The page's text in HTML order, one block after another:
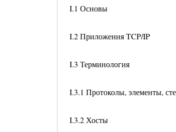
I.1 Основы
I.2 Приложения TCP/IP
I.3 Терминология
I.3.1 Протоколы, элементы,
I.3.2 Хосты